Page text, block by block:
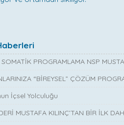
PROGRAMLAMA NSP
“BİREYSEL” ÇÖZÜM
İçsel Yolculuğu
MUSTAFA KILINÇ’TAN BİR İLK